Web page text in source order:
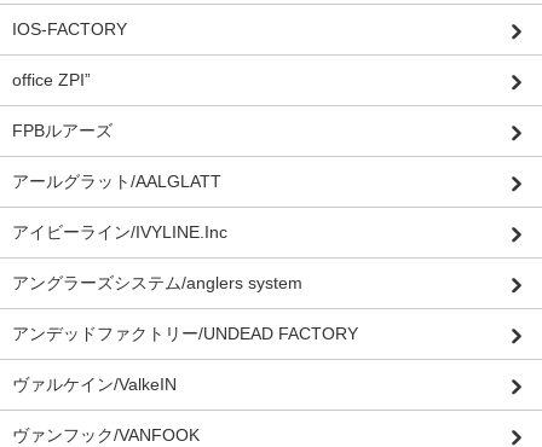
IOS-FACTORY
office ZPI”
FPBルアーズ
アールグラット/AALGLATT
アイビーライン/IVYLINE.Inc
アングラーズシステム/anglers system
アンデッドファクトリー/UNDEAD FACTORY
ヴァルケイン/ValkeIN
ヴァンフック/VANFOOK